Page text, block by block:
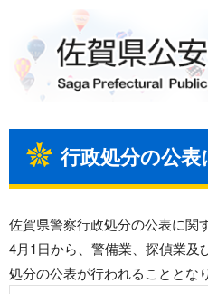
行政処分の公
佐賀県警察行政処分の公表に関
4月1日から、警備業、探偵業及
処分の公表が行われることとな